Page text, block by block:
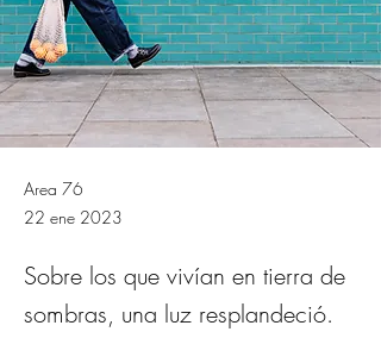
Area 76
22 ene 2023
Sobre los que vivían en tierra de
sombras, una luz resplandeció.